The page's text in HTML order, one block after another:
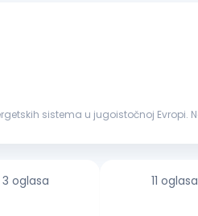
3 oglasa 11 oglasa